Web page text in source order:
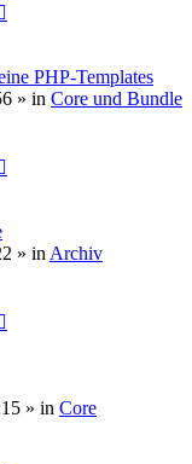
PHP-Templates
» in Core und Bundle
» in Archiv
» in Core